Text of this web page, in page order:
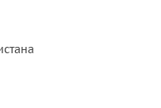
, где туристы увидят
барбекю у кратера
юртах.